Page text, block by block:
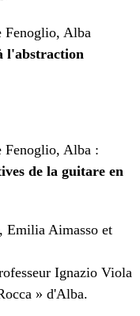
Fenoglio, Alba
l'abstraction
Fenoglio, Alba :
de la guitare en
Emilia Aimasso et
Ignazio Viola
» d'Alba.